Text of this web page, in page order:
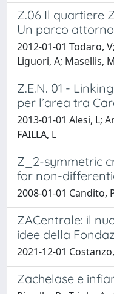
Z.06 Il quartiere
Un parco
2012-01-01 Todaro,
Liguori, A; Masellis,
Z.E.N. 01 -
per l’area tra
2013-01-01 Alesi, L;
FAILLA, L
Z_2-symmetric
for non-
2008-01-01 Candito,
ZACentrale: il
idee della
2021-12-01
Zachelase e